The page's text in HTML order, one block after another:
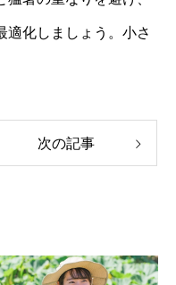
適化しましょう。小さ
次の記事